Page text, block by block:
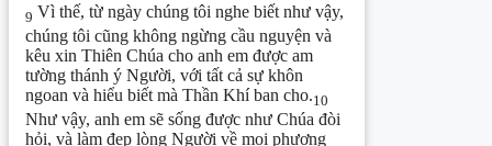
9 Vì thế, từ ngày chúng tôi nghe biết như vậy,
chúng tôi cũng không ngừng cầu nguyện và
kêu xin Thiên Chúa cho anh em được am
tường thánh ý Người, với tất cả sự khôn
ngoan và hiểu biết mà Thần Khí ban cho.10
Như vậy, anh em sẽ sống được như Chúa đòi
hỏi, và làm đẹp lòng Người về mọi phương